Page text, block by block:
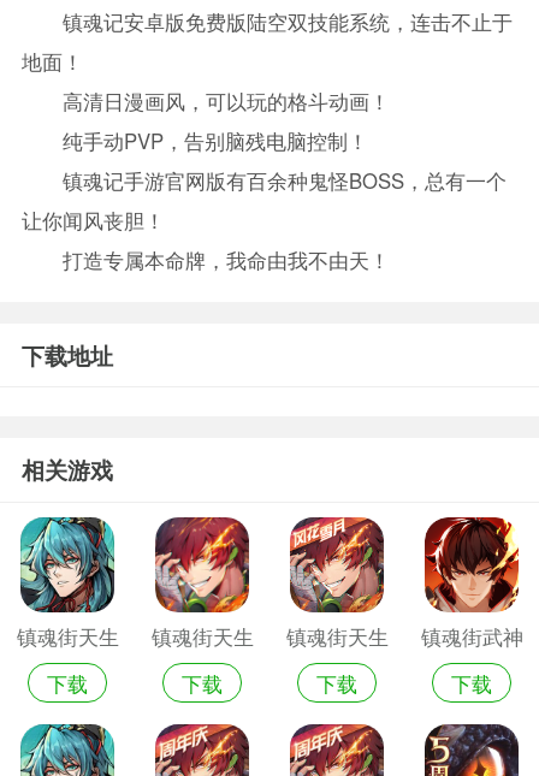
镇魂记安卓版免费版陆空双技能系统，连击不止于
地面！
高清日漫画风，可以玩的格斗动画！
纯手动PVP，告别脑残电脑控制！
镇魂记手游官网版有百余种鬼怪BOSS，总有一个
让你闻风丧胆！
打造专属本命牌，我命由我不由天！
下载地址
相关游戏
镇魂街天生
为王手机版
下载
镇魂街天生
为王手游官
网版
下载
镇魂街天生
为王官方版
下载
镇魂街武神
躯
下载